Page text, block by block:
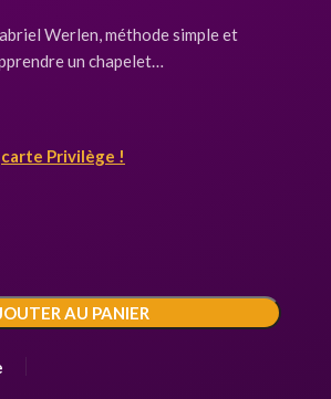
Werlen, méthode simple et
un chapelet…
carte Privilège !
AU PANIER